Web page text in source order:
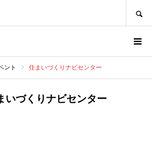
ント 住まいづくりナビセンター
いづくりナビセンター